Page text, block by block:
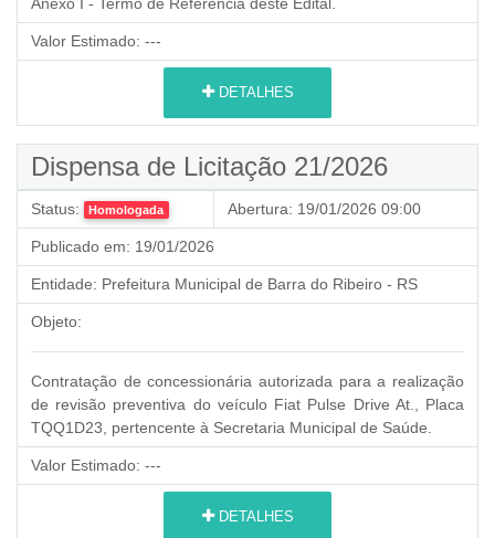
Valor Estimado: ---
DETALHES
Dispensa de Licitação 21/2026
Status: Homologada Abertura: 19/01/2026 09:00
Publicado em: 19/01/2026
Entidade: Prefeitura Municipal de Barra do Ribeiro - RS
Objeto:
Contratação de concessionária autorizada para a realização
de revisão preventiva do veículo Fiat Pulse Drive At., Placa
TQQ1D23, pertencente à Secretaria Municipal de Saúde.
Valor Estimado: ---
DETALHES